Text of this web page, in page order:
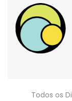
Todos os